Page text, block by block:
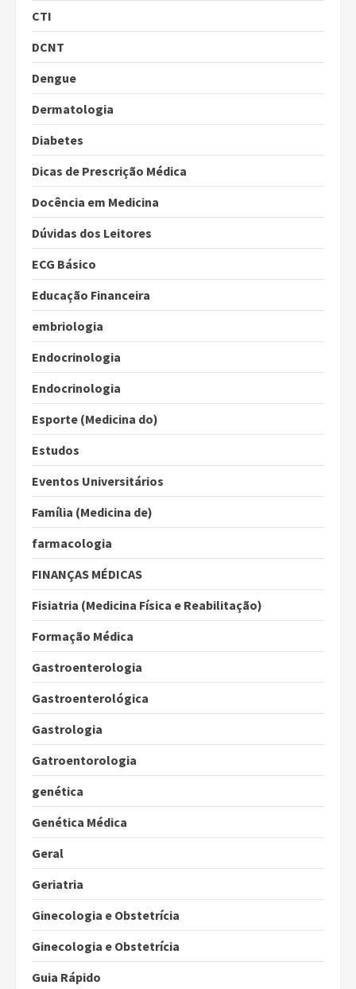
CTI
DCNT
Dengue
Dermatologia
Diabetes
Dicas de Prescrição Médica
Docência em Medicina
Dúvidas dos Leitores
ECG Básico
Educação Financeira
embriologia
Endocrinologia
Endocrinologia
Esporte (Medicina do)
Estudos
Eventos Universitários
Família (Medicina de)
farmacologia
FINANÇAS MÉDICAS
Fisiatria (Medicina Física e Reabilitação)
Formação Médica
Gastroenterologia
Gastroenterológica
Gastrologia
Gatroentorologia
genética
Genética Médica
Geral
Geriatria
Ginecologia e Obstetrícia
Ginecologia e Obstetrícia
Guia Rápido